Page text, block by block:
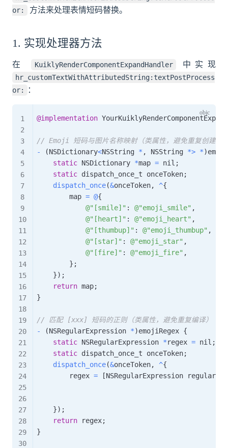
or:
方法来处理表情短码替换。
1. 实现处理器方法
在 KuiklyRenderComponentExpandHandler 中实现
hr_customTextWithAttributedString:textPostProcess
or:
：
@implementation
// Emoji 短码与图片名称映射（类属性，避免重复创建）
-
(NSDictionary<NSString * , NSString *> *)
static NSDictionary *map = nil ;
static dispatch_once_t onceToken;
dispatch_once(&onceToken, ^{
        map
= @{
@"[smile]" : @"emoji_smile" ,
@"[heart]" : @"emoji_heart" ,
@"[thumbup]" : @"emoji_thumbup" ,
@"[star]" : @"emoji_star" ,
@"[fire]" : @"emoji_fire" ,
} ;
}) ;
return map;
}
// 匹配 [xxx] 短码的正则（类属性，避免重复编译）
-
(NSRegularExpression *)emojiRegex {
static NSRegularExpression *regex = nil ;
static dispatch_once_t onceToken;
dispatch_once(&onceToken, ^{
        regex
= [NSRegularExpression
}) ;
return regex;
}